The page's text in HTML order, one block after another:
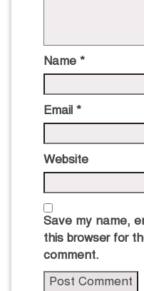
Name *
Email *
Website
Save my name,
this browser for
comment.